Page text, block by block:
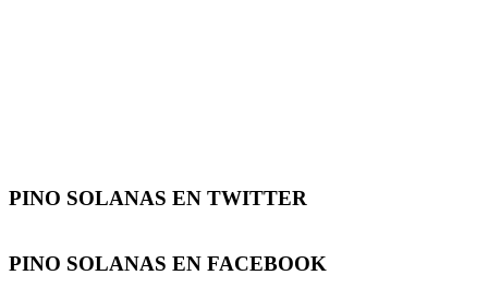
PINO SOLANAS EN TWITTER
PINO SOLANAS EN FACEBOOK